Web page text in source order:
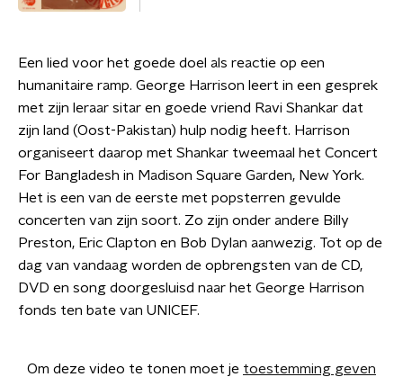
Een lied voor het goede doel als reactie op een
humanitaire ramp. George Harrison leert in een gesprek
met zijn leraar sitar en goede vriend Ravi Shankar dat
zijn land (Oost-Pakistan) hulp nodig heeft. Harrison
organiseert daarop met Shankar tweemaal het Concert
For Bangladesh in Madison Square Garden, New York.
Het is een van de eerste met popsterren gevulde
concerten van zijn soort. Zo zijn onder andere Billy
Preston, Eric Clapton en Bob Dylan aanwezig. Tot op de
dag van vandaag worden de opbrengsten van de CD,
DVD en song doorgesluisd naar het George Harrison
fonds ten bate van UNICEF.
Om deze video te tonen moet je toestemming geven